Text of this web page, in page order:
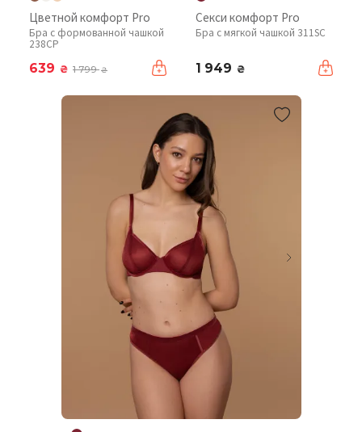
Цветной комфорт Pro
Бра с формованной чашкой
238CP
639 ₴ 1 799₴
Секси комфорт Pro
Бра с мягкой чашкой 311SC
1 949 ₴